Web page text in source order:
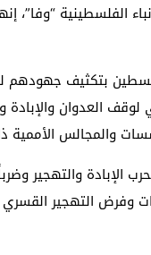
الفلسطينية
بتكثيف جهودهم
والإبادة
والمجالس
لحرب الإبادة
التهجير القسري